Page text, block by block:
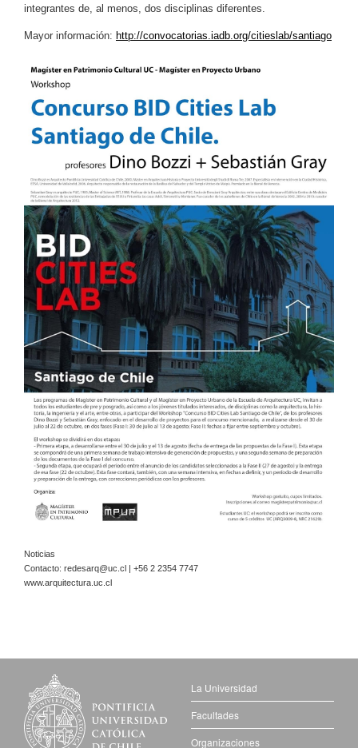
integrantes de, al menos, dos disciplinas diferentes.
Mayor información: http://convocatorias.iadb.org/citieslab/santiago
Noticias
Contacto: redesarq@uc.cl
| +56 2 2354 7747
www.arquitectura.uc.cl
La Universidad
Facultades
Organizaciones